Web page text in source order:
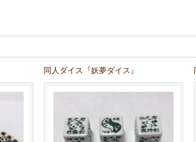
同人ダイス『妖夢ダイス』